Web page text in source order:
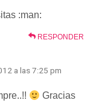
:man:
RESPONDER
a las 7:25 pm
Gracias